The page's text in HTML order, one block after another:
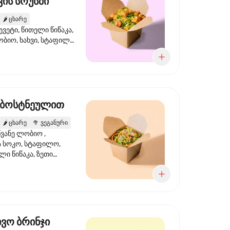
🌶️ ცხარე
წითელი წიწაკა,
ხახვი, სტაფილო,
ნიორი
🌶️ ცხარე 🥦 ვეგანური
ლობიო ,
სოკო, სტაფილო,
წიწაკა, ზეთი
ბრინჯი